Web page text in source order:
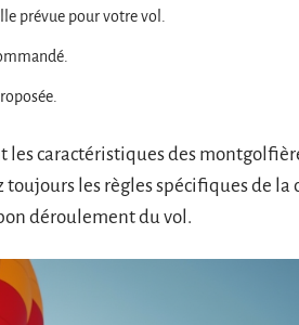
prévue pour votre vol.
caractéristiques des
toujours les règles spécifiques de la
déroulement du vol.